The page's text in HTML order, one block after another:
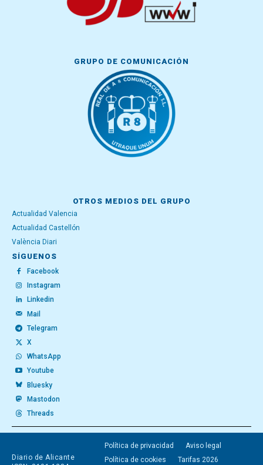
GRUPO DE COMUNICACIÓN
OTROS MEDIOS DEL GRUPO
Actualidad Valencia
Actualidad Castellón
València Diari
SÍGUENOS
Facebook
Instagram
Linkedin
Mail
Telegram
X
WhatsApp
Youtube
Bluesky
Mastodon
Threads
Diario de Alicante
Política de privacidad
Aviso legal
Política de cookies
Tarifas 2026